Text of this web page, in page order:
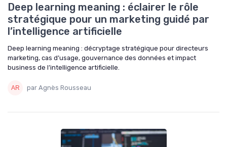
Deep learning meaning : éclairer le rôle
stratégique pour un marketing guidé par
l’intelligence artificielle
Deep learning meaning : décryptage stratégique pour directeurs
marketing, cas d’usage, gouvernance des données et impact
business de l’intelligence artificielle.
par Agnès Rousseau